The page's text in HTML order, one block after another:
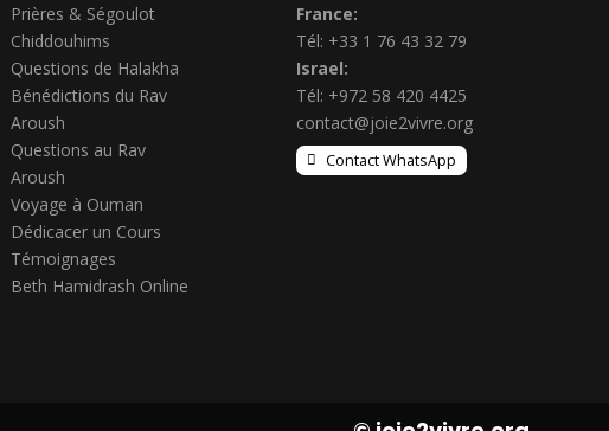
Prières & Ségoulot
Chiddouhims
Questions de Halakha
Bénédictions du Rav
Aroush
Questions au Rav
Aroush
Voyage à Ouman
Dédicacer un Cours
Témoignages
Beth Hamidrash Online
France:
Tél: +33 1 76 43 32 79
Israel:
Tél: +972 58 420 4425
contact@joie2vivre.org
Contact WhatsApp